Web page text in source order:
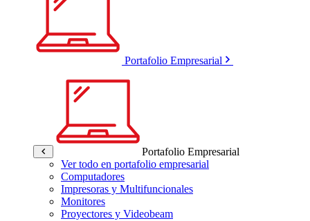
Portafolio Empresarial
Portafolio Empresarial
Ver todo en portafolio empresarial
Computadores
Impresoras y Multifuncionales
Monitores
Proyectores y Videobeam